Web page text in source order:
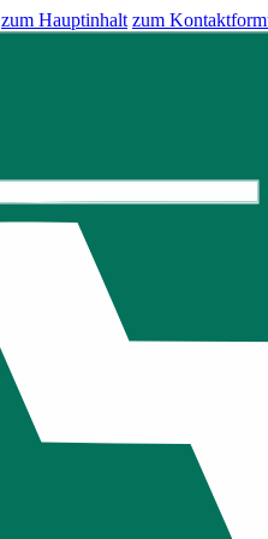
zum Hauptinhalt zum